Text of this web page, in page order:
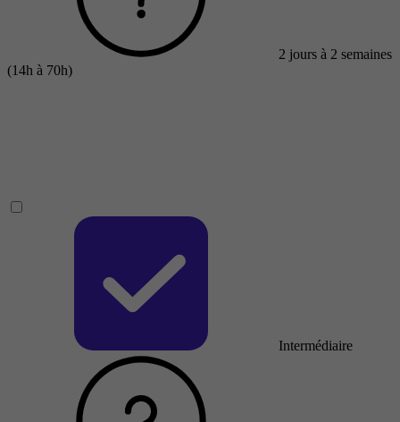
2 jours à 2 semaines
(14h à 70h)
Intermédiaire